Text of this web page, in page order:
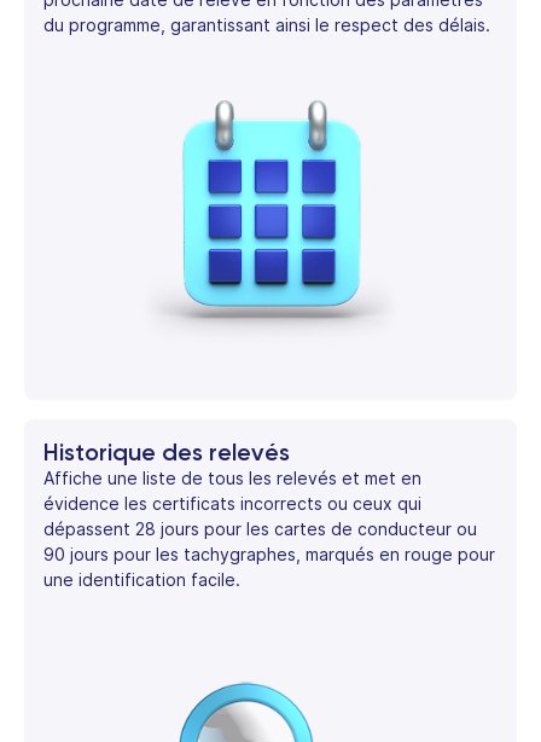
du programme, garantissant ainsi le respect des délais.
Historique des relevés
Affiche une liste de tous les relevés et met en
évidence les certificats incorrects ou ceux qui
dépassent 28 jours pour les cartes de conducteur ou
90 jours pour les tachygraphes, marqués en rouge pour
une identification facile.